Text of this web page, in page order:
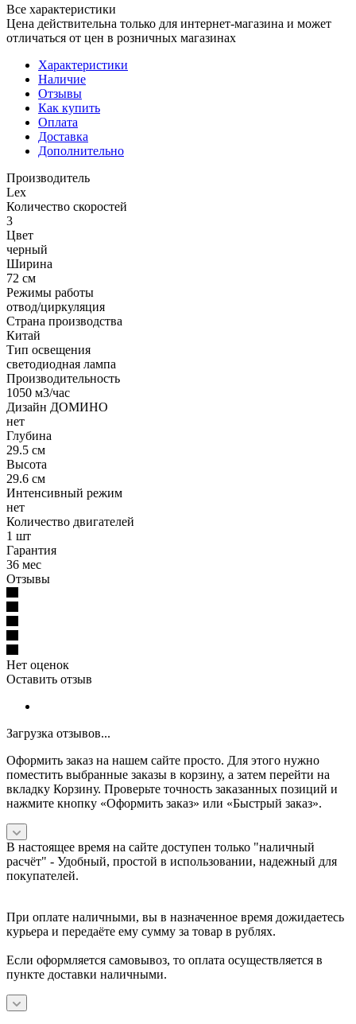
Все характеристики
Цена действительна только для интернет-магазина и может
отличаться от цен в розничных магазинах
Характеристики
Наличие
Отзывы
Как купить
Оплата
Доставка
Дополнительно
Производитель
Lex
Количество скоростей
3
Цвет
черный
Ширина
72 см
Режимы работы
отвод/циркуляция
Страна производства
Китай
Тип освещения
светодиодная лампа
Производительность
1050 м3/час
Дизайн ДОМИНО
нет
Глубина
29.5 см
Высота
29.6 см
Интенсивный режим
нет
Количество двигателей
1 шт
Гарантия
36 мес
Отзывы
Нет оценок
Оставить отзыв
Загрузка отзывов...
Оформить заказ на нашем сайте просто. Для этого нужно
поместить выбранные заказы в корзину, а затем перейти на
вкладку Корзину. Проверьте точность заказанных позиций и
нажмите кнопку «Оформить заказ» или «Быстрый заказ».
В настоящее время на сайте доступен только "наличный
расчёт" - Удобный, простой в использовании, надежный для
покупателей.
При оплате наличными, вы в назначенное время дожидаетесь
курьера и передаёте ему сумму за товар в рублях.
Если оформляется самовывоз, то оплата осуществляется в
пункте доставки наличными.